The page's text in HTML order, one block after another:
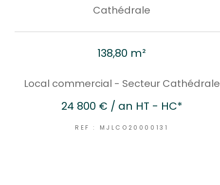
Cathédrale
138,80 m²
Local commercial - Secteur Cathédrale
24 800 € / an HT - HC*
REF : MJLCO20000131